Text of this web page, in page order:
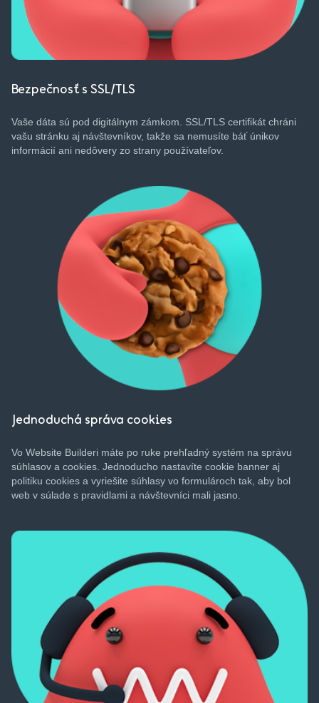
Bezpečnosť s SSL/TLS
Vaše dáta sú pod digitálnym zámkom . SSL/TLS certifikát chráni
vašu stránku aj návštevníkov, takže sa nemusíte báť únikov
informácií ani nedôvery zo strany používateľov.
Jednoduchá správa cookies
Vo Website Builderi máte po ruke prehľadný systém na správu
súhlasov a cookies. Jednoducho nastavíte cookie banner aj
politiku cookies a vyriešite súhlasy vo formulároch tak, aby bol
web v súlade s pravidlami a návštevníci mali jasno.